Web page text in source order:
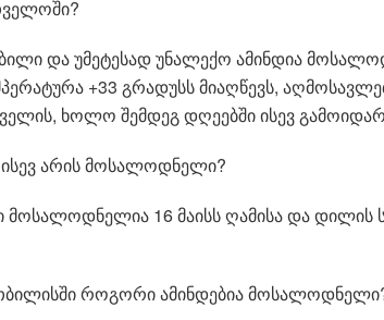
და უმე­ტე­სად უნა­ლე­ქო ამინ­დია
+33 გრა­დუსს მი­აღ­წევს,
ხოლო შემ­დეგ დღე­ებ­ში ისევ
არის მო­სა­ლოდ­ნე­ლი?
16 მა­ისს ღა­მი­სა და დი­ლის
რო­გო­რი ამინ­დე­ბია